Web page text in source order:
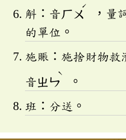
斛：音ㄏㄨ
ˊ
，量
的單位。
施賑：施捨財物救
音ㄓㄣ
ˋ
。
班：分送。